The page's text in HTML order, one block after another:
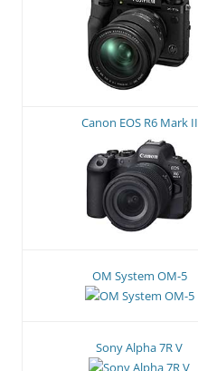
Canon EOS R6 Mark II
OM System OM-5
Sony Alpha 7R V